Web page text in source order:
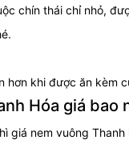
chín thái chỉ nhỏ,
hơn khi được ăn kèm
Hóa giá bao
giá nem vuông